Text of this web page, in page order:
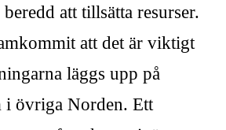
att tillsätta resurser.
att det är viktigt
läggs upp på
i övriga Norden. Ett